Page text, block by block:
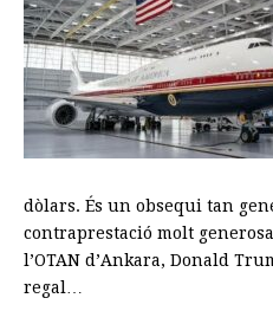
dòlars. És un obsequi tan
contraprestació molt
l’OTAN d’Ankara, Donald
regal…